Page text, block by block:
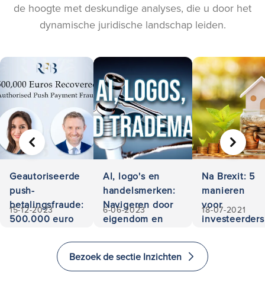
de hoogte met deskundige analyses, die u door het
dynamische juridische landschap leiden.
Geautoriseerde
push-
betalingsfraude:
500.000 euro
15-12-2023
AI, logo's en
handelsmerken:
Navigeren door
eigendom en
6-06-2023
Na Brexit: 5
manieren
voor
investeerders
investeren
en emigreren
18-07-2021
VORIGE
Bezoek de sectie Inzichten